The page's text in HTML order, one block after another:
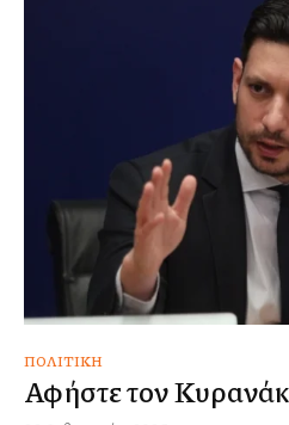
ΠΟΛΙΤΙΚΉ
Αφήστε τον